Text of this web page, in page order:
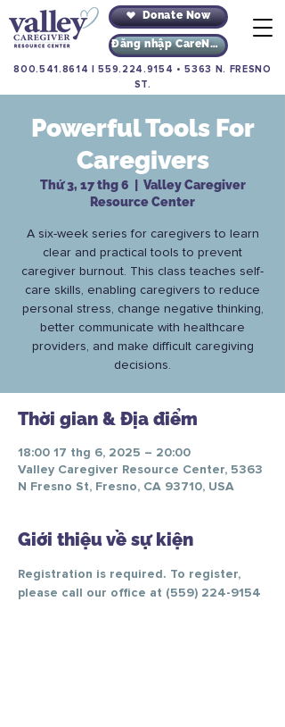
Donate Now
Đăng nhập CareNav
800.541.8614 |559.224.9154 •5363 N. FRESNO
ST.
Powerful Tools For
Caregivers
Thứ 3, 17 thg 6
Valley Caregiver
Resource Center
A six-week series for caregivers to learn
clear and practical tools to prevent
caregiver burnout. This class teaches self-
care skills, enabling caregivers to reduce
personal stress, change negative thinking,
better communicate with healthcare
providers, and make difficult caregiving
decisions.
Thời gian & Địa điểm
18:00 17 thg 6, 2025 – 20:00
Valley Caregiver Resource Center, 5363
N Fresno St, Fresno, CA 93710, USA
Giới thiệu về sự kiện
Registration is required. To register,
please call our office at (559) 224-9154